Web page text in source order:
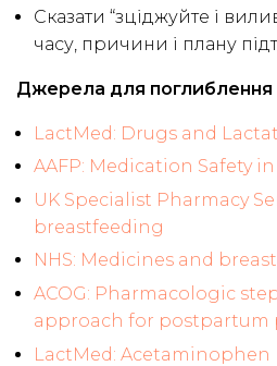
Сказати “зціджуйте і
часу, причини і плану
Джерела для поглиблення
LactMed: Drugs and
AAFP: Medication Safety
UK Specialist Pharmacy
breastfeeding
NHS: Medicines and
ACOG: Pharmacologic
approach for postpartum
LactMed: Acetaminophen